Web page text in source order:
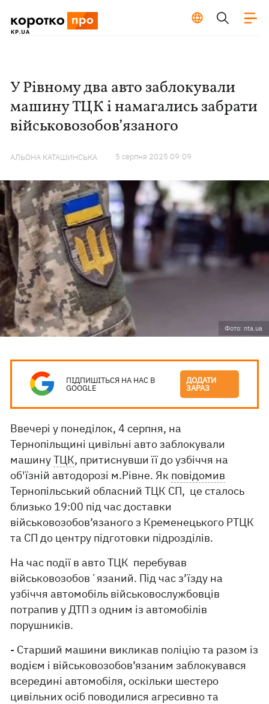
У Рівному два авто заблокували
машину ТЦК і намагались забрати
військовозобов’язаного
АЛЬОНА КАТАШИНСЬКА 5 серпня 2025 09:09
Фото: nta.ua
ПІДПИШІТЬСЯ НА НАС В
GOOGLE
ДОДАТИ
ЗАРАЗ
Ввечері у понеділок, 4 серпня, на
Тернопільщині цивільні авто заблокували
машинуТЦК, притиснувши її до узбіччя на
об'їзній автодорозі м.Рівне. Як повідомив
Тернопільський обласний ТЦК СП, це сталось
близько 19:00 під час доставки
військовозобов’язаного з Кременецького РТЦК
та СП до центру підготовки підрозділів.
На час події в авто ТЦК перебував
військовозобовʼязаний. Під час з’їзду на
узбіччя автомобіль військовослужбовців
потрапив у ДТП з одним із автомобілів
порушників.
- Старший машини викликав поліцію та разом із
водієм і військовозобов’язаним заблокувався
всередині автомобіля, оскільки шестеро
цивільних осіб поводилися агресивно та